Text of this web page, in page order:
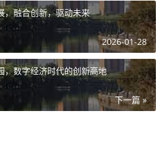
，融合创新，驱动未来
2026-01-28
，数字经济时代的创新高地
下一篇 »